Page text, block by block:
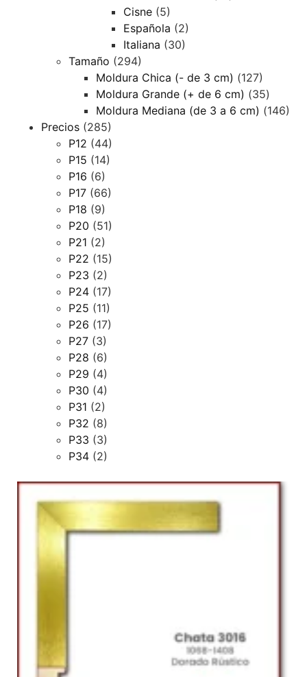
Cisne (5)
Española (2)
Italiana (30)
Tamaño (294)
Moldura Chica (- de 3 cm) (127)
Moldura Grande (+ de 6 cm) (35)
Moldura Mediana (de 3 a 6 cm) (146)
Precios (285)
P12 (44)
P15 (14)
P16 (6)
P17 (66)
P18 (9)
P20 (51)
P21 (2)
P22 (15)
P23 (2)
P24 (17)
P25 (11)
P26 (17)
P27 (3)
P28 (6)
P29 (4)
P30 (4)
P31 (2)
P32 (8)
P33 (3)
P34 (2)